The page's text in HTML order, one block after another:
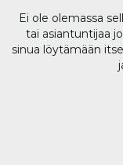
Ei ole olemassa
tai asiantuntijaa
sinua löytämään